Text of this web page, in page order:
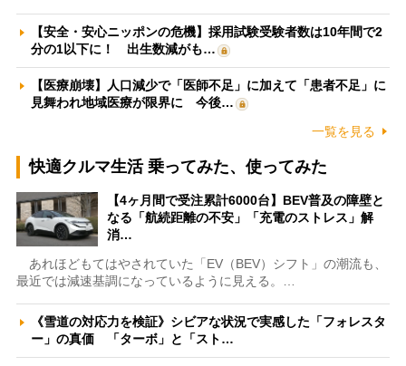
【安全・安心ニッポンの危機】採用試験受験者数は10年間で2
分の1以下に！ 出生数減がも…
【医療崩壊】人口減少で「医師不足」に加えて「患者不足」に
見舞われ地域医療が限界に 今後…
一覧を見る
快適クルマ生活 乗ってみた、使ってみた
【4ヶ月間で受注累計6000台】BEV普及の障壁と
なる「航続距離の不安」「充電のストレス」解
消…
あれほどもてはやされていた「EV（BEV）シフト」の潮流も、
最近では減速基調になっているように見える。…
《雪道の対応力を検証》シビアな状況で実感した「フォレスタ
ー」の真価 「ターボ」と「スト…